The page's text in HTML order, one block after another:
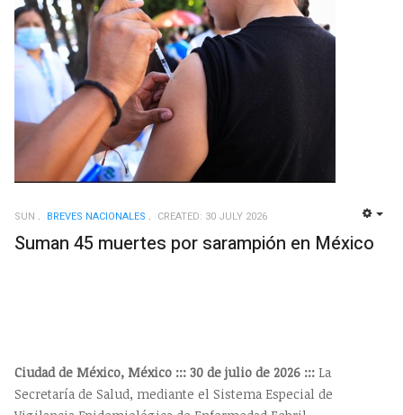
SUN BREVES NACIONALES CREATED: 30 JULY 2026
Suman 45 muertes por sarampión en México
Ciudad de México, México ::: 30 de julio de 2026 ::: La
Secretaría de Salud, mediante el Sistema Especial de